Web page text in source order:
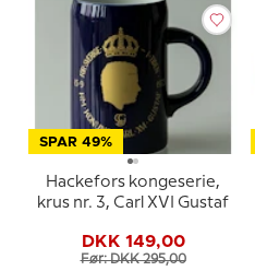
SPAR 49%
Hackefors kongeserie,
krus nr. 3, Carl XVI Gustaf
DKK 149,00
Før: DKK 295,00